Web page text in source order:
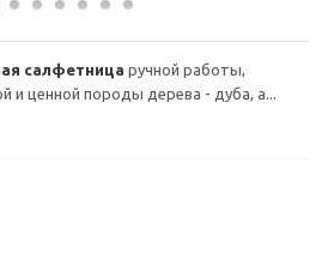
салфетница ручной работы,
и ценной породы дерева - дуба, а...